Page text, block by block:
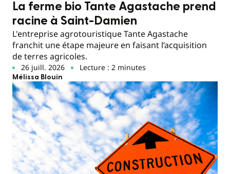
La ferme bio Tante Agastache prend
racine à Saint-Damien
L'entreprise agrotouristique Tante Agastache
franchit une étape majeure en faisant l’acquisition
de terres agricoles.
26 juill. 2026 Lecture : 2 minutes
Mélissa Blouin